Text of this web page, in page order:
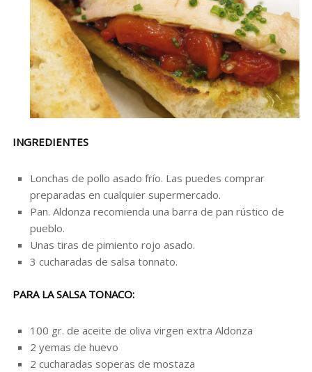
INGREDIENTES
Lonchas de pollo asado frío. Las puedes comprar
preparadas en cualquier supermercado.
Pan. Aldonza recomienda una barra de pan rústico de
pueblo.
Unas tiras de pimiento rojo asado.
3 cucharadas de salsa tonnato.
PARA LA SALSA TONACO:
100 gr. de aceite de oliva virgen extra Aldonza
2 yemas de huevo
2 cucharadas soperas de mostaza